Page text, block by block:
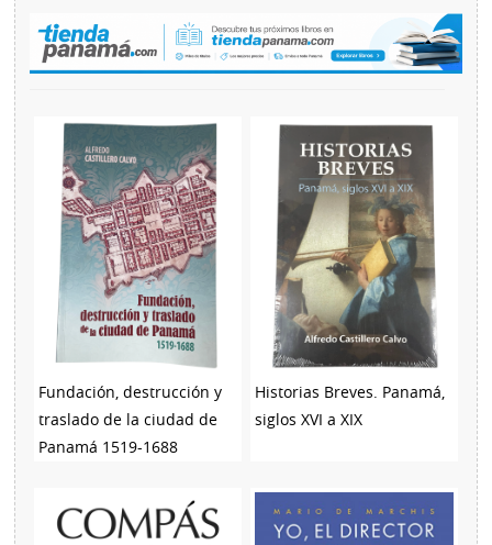
Fundación, destrucción y
traslado de la ciudad de
Panamá 1519-1688
Historias Breves. Panamá,
siglos XVI a XIX